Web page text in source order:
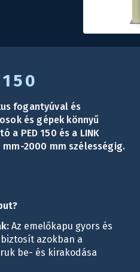
fogantyúval és
és gépek könnyű
a PED 150 és a LINK
2000 mm szélességig.
Az emelőkapu gyors és
azokban a
be- és kirakodása